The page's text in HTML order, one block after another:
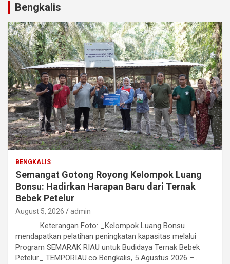
Bengkalis
BENGKALIS
Semangat Gotong Royong Kelompok Luang
Bonsu: Hadirkan Harapan Baru dari Ternak
Bebek Petelur
August 5, 2026 admin
Keterangan Foto: _Kelompok Luang Bonsu
mendapatkan pelatihan peningkatan kapasitas melalui
Program SEMARAK RIAU untuk Budidaya Ternak Bebek
Petelur_ TEMPORIAU.co Bengkalis, 5 Agustus 2026 –…